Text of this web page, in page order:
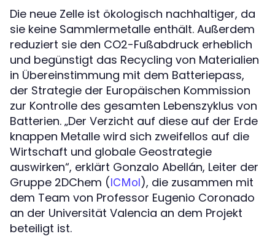
Die neue Zelle ist ökologisch nachhaltiger, da
sie keine Sammlermetalle enthält. Außerdem
reduziert sie den CO2-Fußabdruck erheblich
und begünstigt das Recycling von Materialien
in Übereinstimmung mit dem Batteriepass,
der Strategie der Europäischen Kommission
zur Kontrolle des gesamten Lebenszyklus von
Batterien. „Der Verzicht auf diese auf der Erde
knappen Metalle wird sich zweifellos auf die
Wirtschaft und globale Geostrategie
auswirken“, erklärt Gonzalo Abellán, Leiter der
Gruppe 2DChem (ICMol), die zusammen mit
dem Team von Professor Eugenio Coronado
an der Universität Valencia an dem Projekt
beteiligt ist.